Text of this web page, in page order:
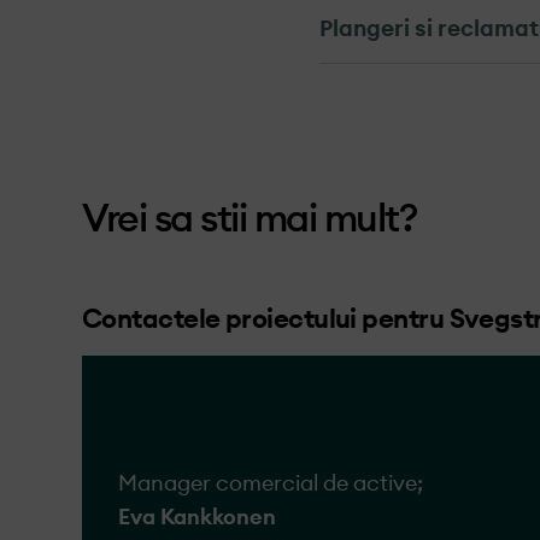
Plangeri si
companiilor care au
OX2 ia în serios toate
reclamațiile pe care
Vrei sa stii mai mult?
Contactele proiectului pentru
Manager comercial de active;
Eva Kankkonen